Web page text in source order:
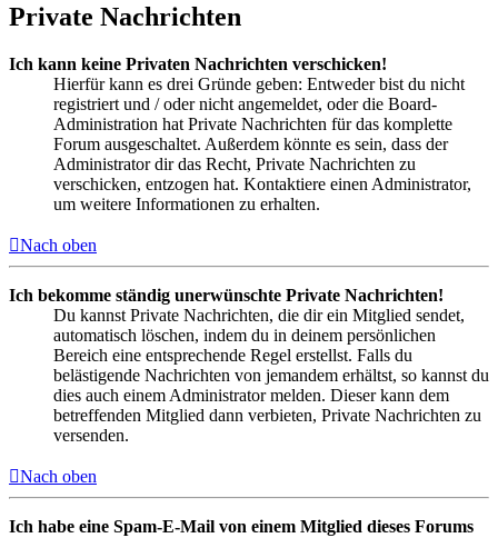
Private Nachrichten
Ich kann keine Privaten Nachrichten verschicken!
Hierfür kann es drei Gründe geben: Entweder bist du nicht
registriert und / oder nicht angemeldet, oder die Board-
Administration hat Private Nachrichten für das komplette
Forum ausgeschaltet. Außerdem könnte es sein, dass der
Administrator dir das Recht, Private Nachrichten zu
verschicken, entzogen hat. Kontaktiere einen Administrator,
um weitere Informationen zu erhalten.
Nach oben
Ich bekomme ständig unerwünschte Private Nachrichten!
Du kannst Private Nachrichten, die dir ein Mitglied sendet,
automatisch löschen, indem du in deinem persönlichen
Bereich eine entsprechende Regel erstellst. Falls du
belästigende Nachrichten von jemandem erhältst, so kannst du
dies auch einem Administrator melden. Dieser kann dem
betreffenden Mitglied dann verbieten, Private Nachrichten zu
versenden.
Nach oben
Ich habe eine Spam-E-Mail von einem Mitglied dieses Forums